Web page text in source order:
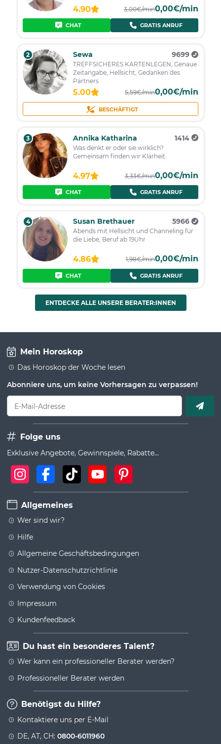
4.90 3,00€/min0,00€/min
CHAT GRATIS ANRUF
2 Sewa 9699
TREFFSICHERES KARTENLEGEN, Genaue
Zeitangabe, Hellsicht, Gedanken des
Partners
5.00 5,59€/min0,00€/min
BESCHÄFTIGT
3 Annika Katharina 1414
Was denkt er oder sie wirklich?
Gemeinsam finden wir Klarheit.
4.97 3,33€/min0,00€/min
CHAT GRATIS ANRUF
4 Susan Brethauer 5966
Abends mit Hellsicht und Channeling für
die Liebe, Beruf ab 19Uhr
4.86 1,98€/min0,00€/min
CHAT GRATIS ANRUF
ENTDECKE ALLE UNSERE BERATER:INNEN
Mein Horoskop
Das Horoskop der Woche lesen
Abonniere uns, um keine Vorhersagen zu verpassen!
E-Mail-Adresse
Folge uns
Exklusive Angebote, Gewinnspiele, Rabatte...
Allgemeines
Wer sind wir?
Hilfe
Allgemeine Geschäftsbedingungen
Nutzer-Datenschutzrichtlinie
Verwendung von Cookies
Impressum
Kundenfeedback
Du hast ein besonderes Talent?
Wer kann ein professioneller Berater werden?
Professioneller Berater werden
Benötigst du Hilfe?
Kontaktiere uns per E-Mail
DE, AT, CH: 0800-6011960